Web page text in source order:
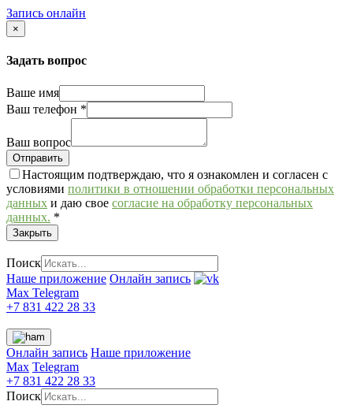
Запись онлайн
×
Задать вопрос
Ваше имя
Ваш телефон *
Ваш вопрос
Настоящим подтверждаю, что я ознакомлен и согласен с
условиями политики в отношении обработки персональных
данных и даю свое согласие на обработку персональных
данных. *
Закрыть
Поиск
Наше приложение Онлайн запись
Max Telegram
+7 831 422 28 33
Онлайн запись Наше приложение
Max Telegram
+7 831 422 28 33
Поиск